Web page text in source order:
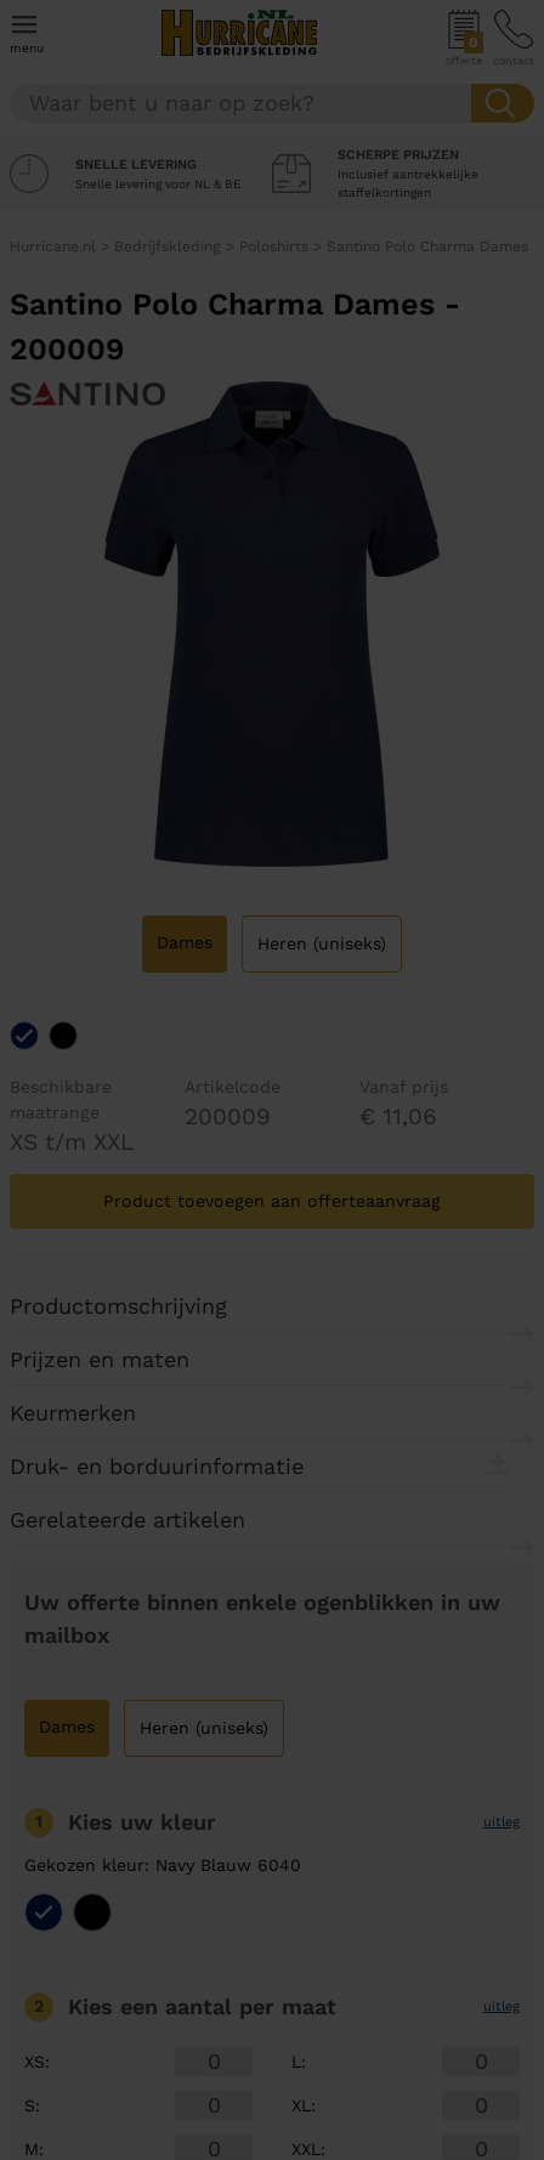
menu 0
offerte contact
SNELLE LEVERING
Snelle levering voor NL & BE
SCHERPE PRIJZEN
Inclusief aantrekkelijke
staffelkortingen
Hurricane.nl > Bedrijfskleding > Poloshirts > Santino Polo Charma Dames
Santino Polo Charma Dames -
200009
Dames Heren (uniseks)
Beschikbare
maatrange
XS t/m XXL
Artikelcode
200009
Vanaf prijs
€ 11,06
Product toevoegen aan offerteaanvraag
Productomschrijving
Prijzen en maten
Keurmerken
Druk- en borduurinformatie
Gerelateerde artikelen
Uw offerte binnen enkele ogenblikken in uw
mailbox
Dames Heren (uniseks)
1 Kies uw kleur uitleg
Gekozen kleur: Navy Blauw 6040
2 Kies een aantal per maat uitleg
XS:
S:
M:
L :
XL :
XXL :